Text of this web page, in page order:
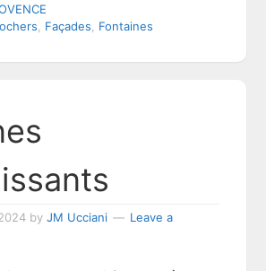
Façades Fontaines
byJM Ucciani
Leave a